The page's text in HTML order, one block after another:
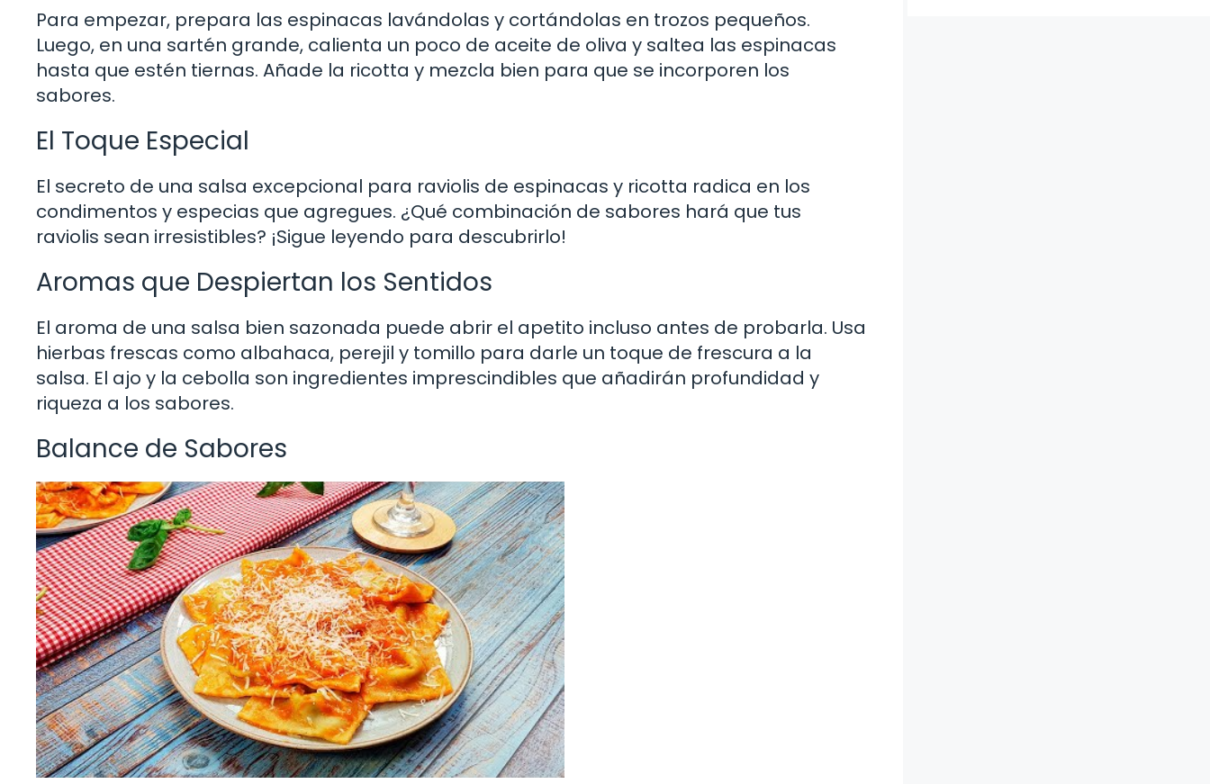
Para empezar, prepara las espinacas lavándolas y cortándolas en trozos pequeños.
Luego, en una sartén grande, calienta un poco de aceite de oliva y saltea las espinacas
hasta que estén tiernas. Añade la ricotta y mezcla bien para que se incorporen los
sabores.
El Toque Especial
El secreto de una salsa excepcional para raviolis de espinacas y ricotta radica en los
condimentos y especias que agregues. ¿Qué combinación de sabores hará que tus
raviolis sean irresistibles? ¡Sigue leyendo para descubrirlo!
Aromas que Despiertan los Sentidos
El aroma de una salsa bien sazonada puede abrir el apetito incluso antes de probarla. Usa
hierbas frescas como albahaca, perejil y tomillo para darle un toque de frescura a la
salsa. El ajo y la cebolla son ingredientes imprescindibles que añadirán profundidad y
riqueza a los sabores.
Balance de Sabores